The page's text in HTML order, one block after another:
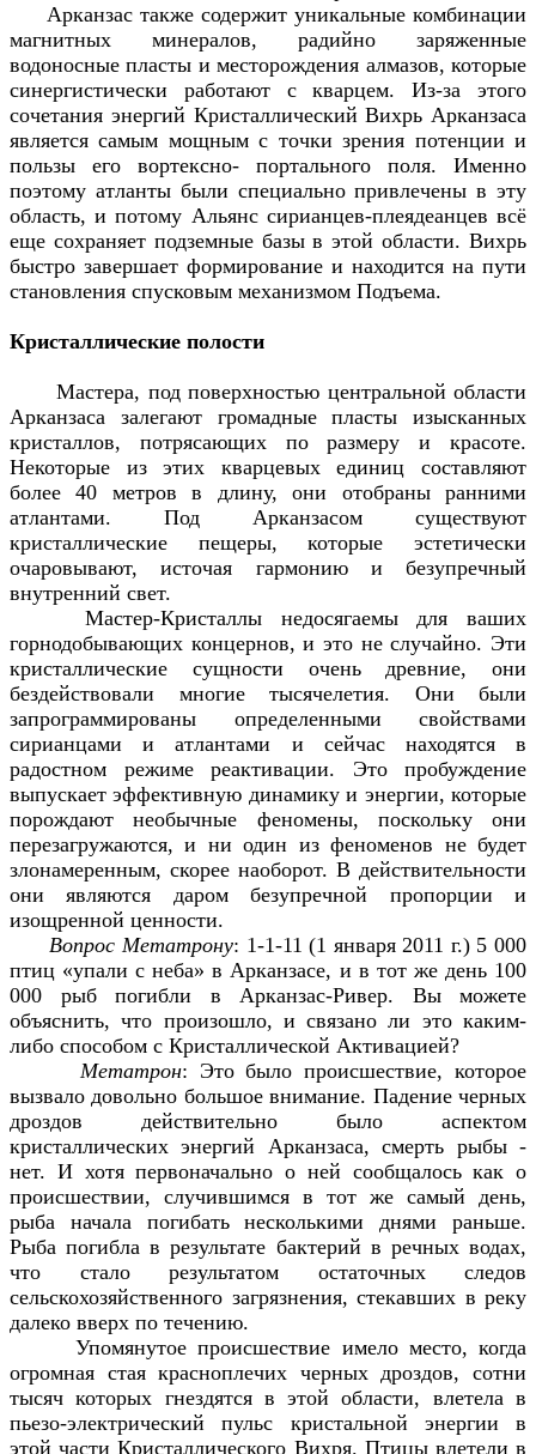
Арканзас также содержит уникальные комбинации
магнитных минералов, радийно заряженные
водоносные пласты и месторождения алмазов, которые
синергистически работают с кварцем. Из-за этого
сочетания энергий Кристаллический Вихрь Арканзаса
является самым мощным с точки зрения потенции и
пользы его вортексно- портального поля. Именно
поэтому атланты были специально привлечены в эту
область, и потому Альянс сирианцев-плеядеанцев всё
еще сохраняет подземные базы в этой области. Вихрь
быстро завершает формирование и находится на пути
становления спусковым механизмом Подъема.
Кристаллические полости
Мастера, под поверхностью центральной области
Арканзаса залегают громадные пласты изысканных
кристаллов, потрясающих по размеру и красоте.
Некоторые из этих кварцевых единиц составляют
более 40 метров в длину, они отобраны ранними
атлантами. Под Арканзасом существуют
кристаллические пещеры, которые эстетически
очаровывают, источая гармонию и безупречный
внутренний свет.
Мастер-Кристаллы недосягаемы для ваших
горнодобывающих концернов, и это не случайно. Эти
кристаллические сущности очень древние, они
бездействовали многие тысячелетия. Они были
запрограммированы определенными свойствами
сирианцами и атлантами и сейчас находятся в
радостном режиме реактивации. Это пробуждение
выпускает эффективную динамику и энергии, которые
порождают необычные феномены, поскольку они
перезагружаются, и ни один из феноменов не будет
злонамеренным, скорее наоборот. В действительности
они являются даром безупречной пропорции и
изощренной ценности.
Вопрос Метатрону: 1-1-11 (1 января 2011 г.) 5 000
птиц «упали с неба» в Арканзасе, и в тот же день 100
000 рыб погибли в Арканзас-Ривер. Вы можете
объяснить, что произошло, и связано ли это каким-
либо способом с Кристаллической Активацией?
Метатрон: Это было происшествие, которое
вызвало довольно большое внимание. Падение черных
дроздов действительно было аспектом
кристаллических энергий Арканзаса, смерть рыбы -
нет. И хотя первоначально о ней сообщалось как о
происшествии, случившимся в тот же самый день,
рыба начала погибать несколькими днями раньше.
Рыба погибла в результате бактерий в речных водах,
что стало результатом остаточных следов
сельскохозяйственного загрязнения, стекавших в реку
далеко вверх по течению.
Упомянутое происшествие имело место, когда
огромная стая красноплечих черных дроздов, сотни
тысяч которых гнездятся в этой области, влетела в
пьезо-электрический пульс кристальной энергии в
этой части Кристаллического Вихря. Птицы влетели в